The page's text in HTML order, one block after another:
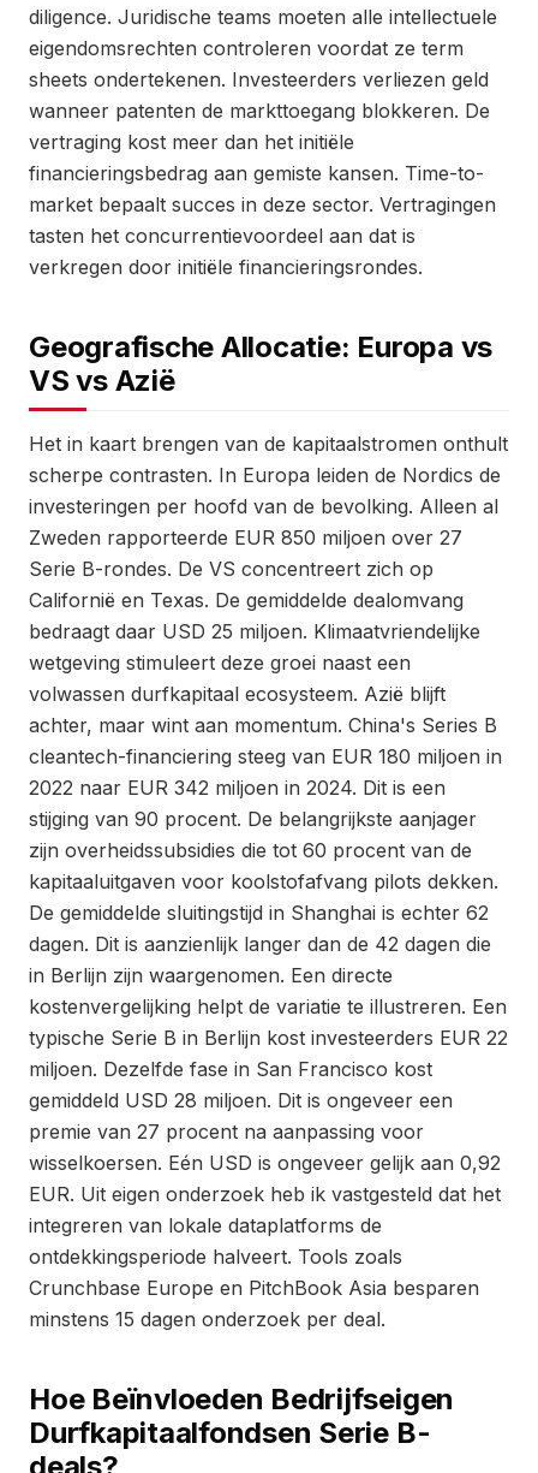
diligence. Juridische teams moeten alle intellectuele
eigendomsrechten controleren voordat ze term
sheets ondertekenen. Investeerders verliezen geld
wanneer patenten de markttoegang blokkeren. De
vertraging kost meer dan het initiële
financieringsbedrag aan gemiste kansen. Time-to-
market bepaalt succes in deze sector. Vertragingen
tasten het concurrentievoordeel aan dat is
verkregen door initiële financieringsrondes.
Geografische Allocatie: Europa vs
VS vs Azië
Het in kaart brengen van de kapitaalstromen onthult
scherpe contrasten. In Europa leiden de Nordics de
investeringen per hoofd van de bevolking. Alleen al
Zweden rapporteerde EUR 850 miljoen over 27
Serie B-rondes. De VS concentreert zich op
Californië en Texas. De gemiddelde dealomvang
bedraagt daar USD 25 miljoen. Klimaatvriendelijke
wetgeving stimuleert deze groei naast een
volwassen durfkapitaal ecosysteem. Azië blijft
achter, maar wint aan momentum. China's Series B
cleantech-financiering steeg van EUR 180 miljoen in
2022 naar EUR 342 miljoen in 2024. Dit is een
stijging van 90 procent. De belangrijkste aanjager
zijn overheidssubsidies die tot 60 procent van de
kapitaaluitgaven voor koolstofafvang pilots dekken.
De gemiddelde sluitingstijd in Shanghai is echter 62
dagen. Dit is aanzienlijk langer dan de 42 dagen die
in Berlijn zijn waargenomen. Een directe
kostenvergelijking helpt de variatie te illustreren. Een
typische Serie B in Berlijn kost investeerders EUR 22
miljoen. Dezelfde fase in San Francisco kost
gemiddeld USD 28 miljoen. Dit is ongeveer een
premie van 27 procent na aanpassing voor
wisselkoersen. Eén USD is ongeveer gelijk aan 0,92
EUR. Uit eigen onderzoek heb ik vastgesteld dat het
integreren van lokale dataplatforms de
ontdekkingsperiode halveert. Tools zoals
Crunchbase Europe en PitchBook Asia besparen
minstens 15 dagen onderzoek per deal.
Hoe Beïnvloeden Bedrijfseigen
Durfkapitaalfondsen Serie B-